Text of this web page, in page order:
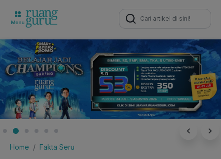
Search
for:
Home Fakta Seru